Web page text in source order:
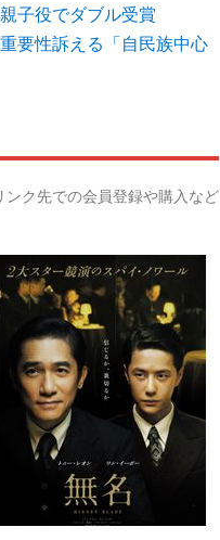
子役でダブル受賞
要性訴える「自民族中心
ク先での会員登録や購入など